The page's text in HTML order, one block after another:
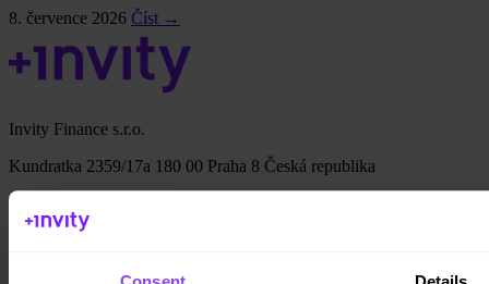
8. července 2026 Číst →
Invity Finance s.r.o.
Kundratka 2359/17a 180 00 Praha 8 Česká republika
IČO: 223 69 775